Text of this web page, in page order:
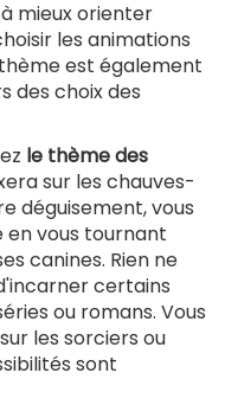
mieux orienter
les animations
est également
des choix des
le thème des
sur les chauves-
déguisement, vous
en vous tournant
canines. Rien ne
certains
ou romans. Vous
les sorciers ou
sont